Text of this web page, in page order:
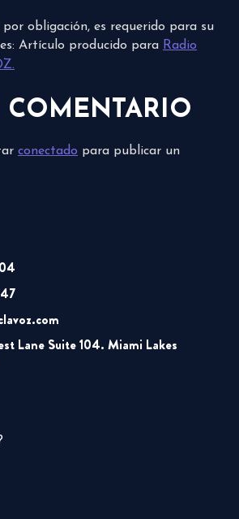
obligación, es requerido para su
Artículo producido para Radio
COMENTARIO
conectado para publicar un
Lane Suite 104. Miami Lakes